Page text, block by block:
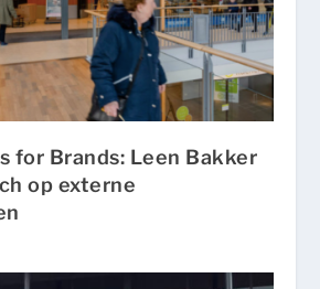
for Brands: Leen Bakker
op externe